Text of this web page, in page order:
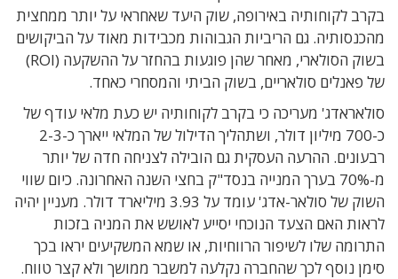
בקרב לקוחותיה באירופה, שוק היעד שאחראי על יותר ממחצית
מהכנסותיה. גם הריביות הגבוהות מכבידות מאוד על הביקושים
בשוק הסולארי, מאחר שהן פוגעות בהחזר על ההשקעה (ROI)
של פאנלים סולאריים, בשוק הביתי והמסחרי כאחד.
סולאראדג' מעריכה כי בקרב לקוחותיה יש כעת מלאי עודף של
כ-700 מיליון דולר, ושתהליך הדילול של המלאי ייארך כ-2-3
רבעונים. ההרעה העסקית גם הובילה לצניחה חדה של יותר
מ-70% בערך המנייה בנסד"ק בחצי השנה האחרונה. כיום שווי
השוק של סולאר-אדג' עומד על 3.93 מיליארד דולר. מעניין יהיה
לראות האם הצעד הנוכחי יסייע לאושש את המניה בזכות
התרומה שלו לשיפור הרווחיות, או שמא המשקיעים יראו בכך
סימן נוסף לכך שהחברה נקלעה למשבר ממושך ולא קצר טווח.